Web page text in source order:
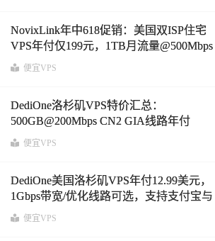
NovixLink年中618促销：美国双ISP住宅
VPS年付仅199元，1TB月流量@500Mbps
带宽，可选洛杉矶Cogent国际线路或NTT
便宜VPS
DediOne洛杉矶VPS特价汇总：
500GB@200Mbps CN2 GIA线路年付
$59，1TB@1Gbps国际线路或100Mbps不
便宜VPS
DediOne美国洛杉矶VPS年付12.99美元，
1Gbps带宽/优化线路可选，支持支付宝与
Paypal
便宜VPS